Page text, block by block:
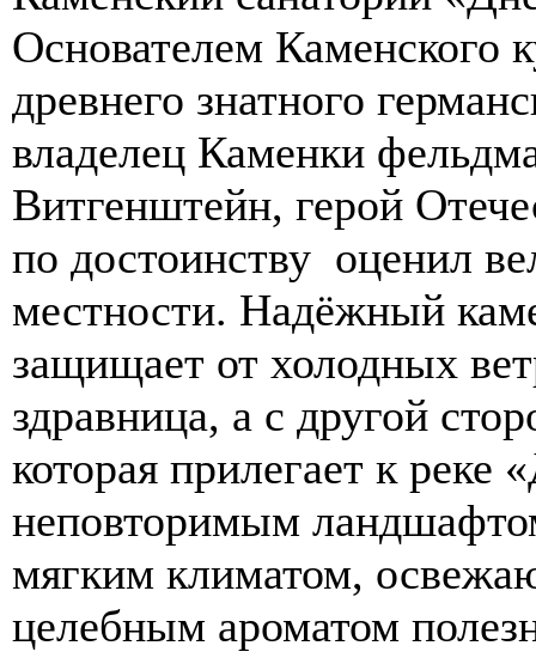
Основателем Каменского
древнего знатного
владелец Каменки
Витгенштейн, герой
по достоинству оценил
местности. Надёжный
защищает от холодных
здравница, а с другой
которая прилегает к реке
неповторимым
мягким климатом,
целебным ароматом